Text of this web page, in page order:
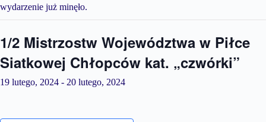
wydarzenie już minęło.
1/2 Mistrzostw Województwa w Piłce
Siatkowej Chłopców kat. „czwórki”
19 lutego, 2024 - 20 lutego, 2024